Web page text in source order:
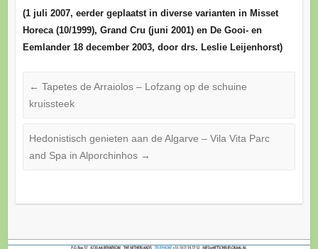
(1 juli 2007, eerder geplaatst in diverse varianten in Misset
Horeca (10/1999), Grand Cru (juni 2001) en De Gooi- en
Eemlander 18 december 2003, door drs. Leslie Leijenhorst)
← Tapetes de Arraiolos – Lofzang op de schuine
kruissteek
Hedonistisch genieten aan de Algarve – Vila Vita Parc
and Spa in Alporchinhos →